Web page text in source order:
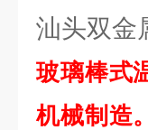
汕头双金
玻璃棒式
机械制造